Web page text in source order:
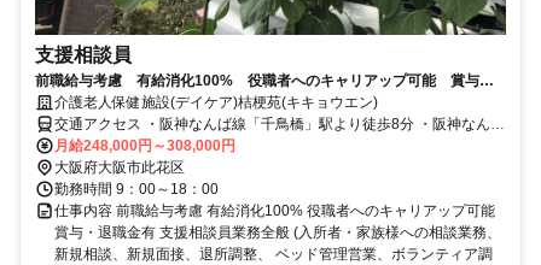
支援相談員
前職給与考慮 有給消化100% 役職者へのキャリアップ可能 賞与・
退職金有
介護老人保健施設(デイケア)桔梗苑(キキョウエン)
交通アクセス ・阪神なんば線「千鳥橋」駅より徒歩8分 ・阪神なんば
線「西九条」駅より電車で5分 ・阪神なんば線「大阪難波」駅より電
車で15分 ・阪神なんば線「尼崎」駅より電車で15分 福島区、港区、
大正区、西淀川区 尼崎市からの通勤も便利！
月給248,000円～308,000円
大阪府大阪市此花区
勤務時間 9：00～18：00
仕事内容 前職給与考慮 有給消化100% 役職者へのキャリアップ可能
賞与・退職金有 支援相談員業務全般 (入所者・家族様への相談業務、
新規相談、新規面接、退所調整、 ベッド管理営業、ボランティア調